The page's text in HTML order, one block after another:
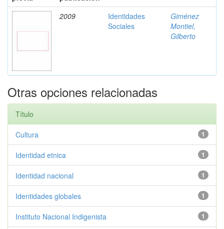
2009
Identidades
Sociales
Giménez
Montiel,
Gilberto
Otras opciones relacionadas
Título
1
Cultura
1
Identidad etnica
1
Identidad nacional
1
Identidades globales
1
Instituto Nacional Indigenista